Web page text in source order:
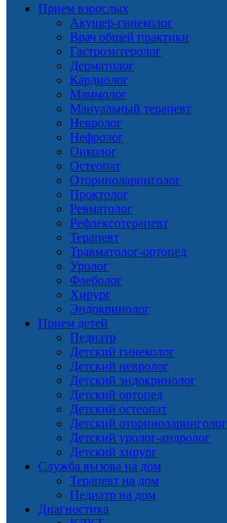
Прием взрослых
Акушер-гинеколог
Врач общей практики
Гастроэнтеролог
Дерматолог
Кардиолог
Маммолог
Мануальный терапевт
Невролог
Нефролог
Онколог
Остеопат
Оториноларинголог
Проктолог
Ревматолог
Рефлексотерапевт
Терапевт
Травматолог-ортопед
Уролог
Флеболог
Хирург
Эндокринолог
Прием детей
Педиатр
Детский гинеколог
Детский невролог
Детский эндокринолог
Детский ортопед
Детский остеопат
Детский оториноларинголог
Детский уролог-андролог
Детский хирург
Служба вызова на дом
Терапевт на дом
Педиатр на дом
Диагностика